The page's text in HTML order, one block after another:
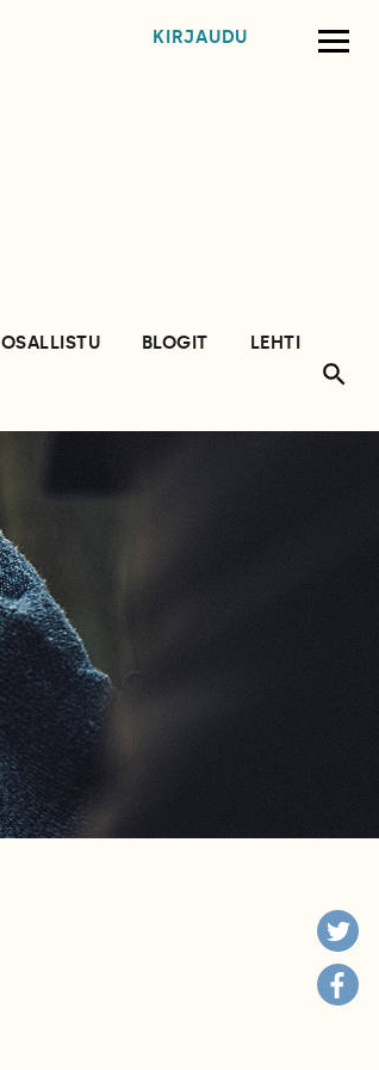
KIRJAUDU
OSALLISTU BLOGIT
LEHTI